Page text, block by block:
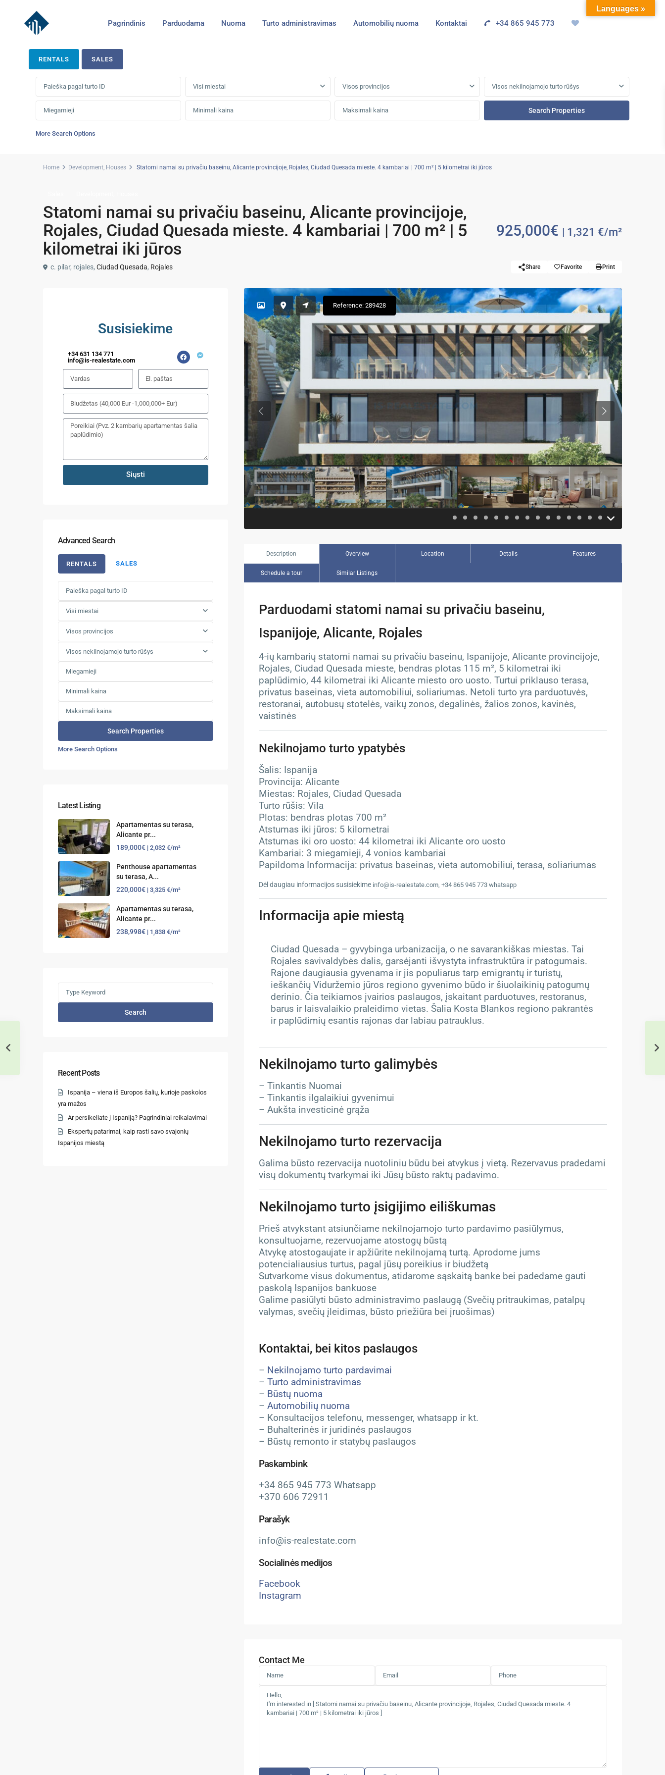
Pagrindinis Parduodama Nuoma Turto administravimas Automobilių nuoma Kontaktai +34 865 945 773
RENTALS SALES
Visi miestai Visos provincijos Visos nekilnojamojo turto rūšys
More Search Options
Home Development, Houses Statomi namai su privačiu baseinu, Alicante provincijoje, Rojales, Ciudad Quesada mieste. 4 kambariai | 700 m² | 5 kilometrai iki jūros
Statomi namai su privačiu baseinu, Alicante provincijoje,
Rojales, Ciudad Quesada mieste. 4 kambariai | 700 m² | 5
kilometrai iki jūros
925,000€ | 1,321 €/m²
c. pilar, rojales, Ciudad Quesada, Rojales Share Favorite Print
Reference: 289428
Previous Previous
Description Overview Location Details Features
Schedule a tour Similar Listings
Parduodami statomi namai su privačiu baseinu,
Ispanijoje, Alicante, Rojales
4-ių kambarių statomi namai su privačiu baseinu, Ispanijoje, Alicante provincijoje,
Rojales, Ciudad Quesada mieste, bendras plotas 115 m², 5 kilometrai iki
paplūdimio, 44 kilometrai iki Alicante miesto oro uosto. Turtui priklauso terasa,
privatus baseinas, vieta automobiliui, soliariumas. Netoli turto yra parduotuvės,
restoranai, autobusų stotelės, vaikų zonos, degalinės, žalios zonos, kavinės,
vaistinės
Nekilnojamo turto ypatybės
Šalis: Ispanija
Provincija: Alicante
Miestas: Rojales, Ciudad Quesada
Turto rūšis: Vila
Plotas: bendras plotas 700 m²
Atstumas iki jūros: 5 kilometrai
Atstumas iki oro uosto: 44 kilometrai iki Alicante oro uosto
Kambariai: 3 miegamieji, 4 vonios kambariai
Papildoma Informacija: privatus baseinas, vieta automobiliui, terasa, soliariumas
Dėl daugiau informacijos susisiekime info@is-realestate.com, +34 865 945 773 whatsapp
Informacija apie miestą
Ciudad Quesada – gyvybinga urbanizacija, o ne savarankiškas miestas. Tai
Rojales savivaldybės dalis, garsėjanti išvystyta infrastruktūra ir patogumais.
Rajone daugiausia gyvenama ir jis populiarus tarp emigrantų ir turistų,
ieškančių Viduržemio jūros regiono gyvenimo būdo ir šiuolaikinių patogumų
derinio. Čia teikiamos įvairios paslaugos, įskaitant parduotuves, restoranus,
barus ir laisvalaikio praleidimo vietas. Šalia Kosta Blankos regiono pakrantės
ir paplūdimių esantis rajonas dar labiau patrauklus.
Nekilnojamo turto galimybės
– Tinkantis Nuomai
– Tinkantis ilgalaikiui gyvenimui
– Aukšta investicinė grąža
Nekilnojamo turto rezervacija
Galima būsto rezervacija nuotoliniu būdu bei atvykus į vietą. Rezervavus pradedami
visų dokumentų tvarkymai iki Jūsų būsto raktų padavimo.
Nekilnojamo turto įsigijimo eiliškumas
Prieš atvykstant atsiunčiame nekilnojamojo turto pardavimo pasiūlymus,
konsultuojame, rezervuojame atostogų būstą
Atvykę atostogaujate ir apžiūrite nekilnojamą turtą. Aprodome jums
potencialiausius turtus, pagal jūsų poreikius ir biudžetą
Sutvarkome visus dokumentus, atidarome sąskaitą banke bei padedame gauti
paskolą Ispanijos bankuose
Galime pasiūlyti būsto administravimo paslaugą (Svečių pritraukimas, patalpų
valymas, svečių įleidimas, būsto priežiūra bei įruošimas)
Kontaktai, bei kitos paslaugos
– Nekilnojamo turto pardavimai
– Turto administravimas
– Būstų nuoma
– Automobilių nuoma
– Konsultacijos telefonu, messenger, whatsapp ir kt.
– Buhalterinės ir juridinės paslaugos
– Būstų remonto ir statybų paslaugos
Paskambink
+34 865 945 773 Whatsapp
+370 606 72911
Parašyk
info@is-realestate.com
Socialinės medijos
Facebook
Instagram
Contact Me
Susisiekime
+34 631 134 771
info@is-realestate.com
Siųsti
Advanced Search
RENTALS SALES
Visi miestai
Visos provincijos
Visos nekilnojamojo turto rūšys
More Search Options
Latest Listing
Apartamentas su terasa,
Alicante pr...
189,000€ | 2,032 €/m²
Penthouse apartamentas
su terasa, A...
220,000€ | 3,325 €/m²
Apartamentas su terasa,
Alicante pr...
238,998€ | 1,838 €/m²
Search
Recent Posts
Ispanija – viena iš Europos šalių, kurioje paskolos
yra mažos
Ar persikeliate į Ispaniją? Pagrindiniai reikalavimai
Ekspertų patarimai, kaip rasti savo svajonių
Ispanijos miestą
Languages »